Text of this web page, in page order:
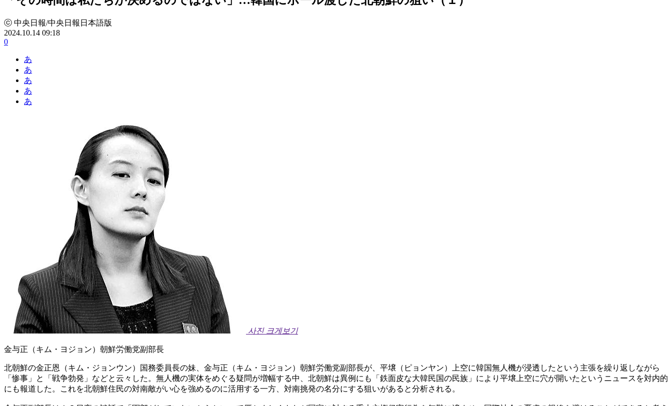
ⓒ 中央日報/中央日報日本語版
2024.10.14 09:18
0
あ
あ
あ
あ
あ
사진 크게보기
金与正（キム・ヨジョン）朝鮮労働党副部長
北朝鮮の金正恩（キム・ジョンウン）国務委員長の妹、金与正（キム・ヨジョン）朝鮮労働党副部長が、平壌（ピョンヤン）上空に韓国無人機が浸透したという主張を繰り返しながら
「惨事」と「戦争勃発」などと云々した。無人機の実体をめぐる疑問が増幅する中、北朝鮮は異例にも「鉄面皮な大韓民国の民族」により平壌上空に穴が開いたというニュースを対内的
にも報道した。これを北朝鮮住民の対南敵がい心を強めるのに活用する一方、対南挑発の名分にする狙いがあると分析される。